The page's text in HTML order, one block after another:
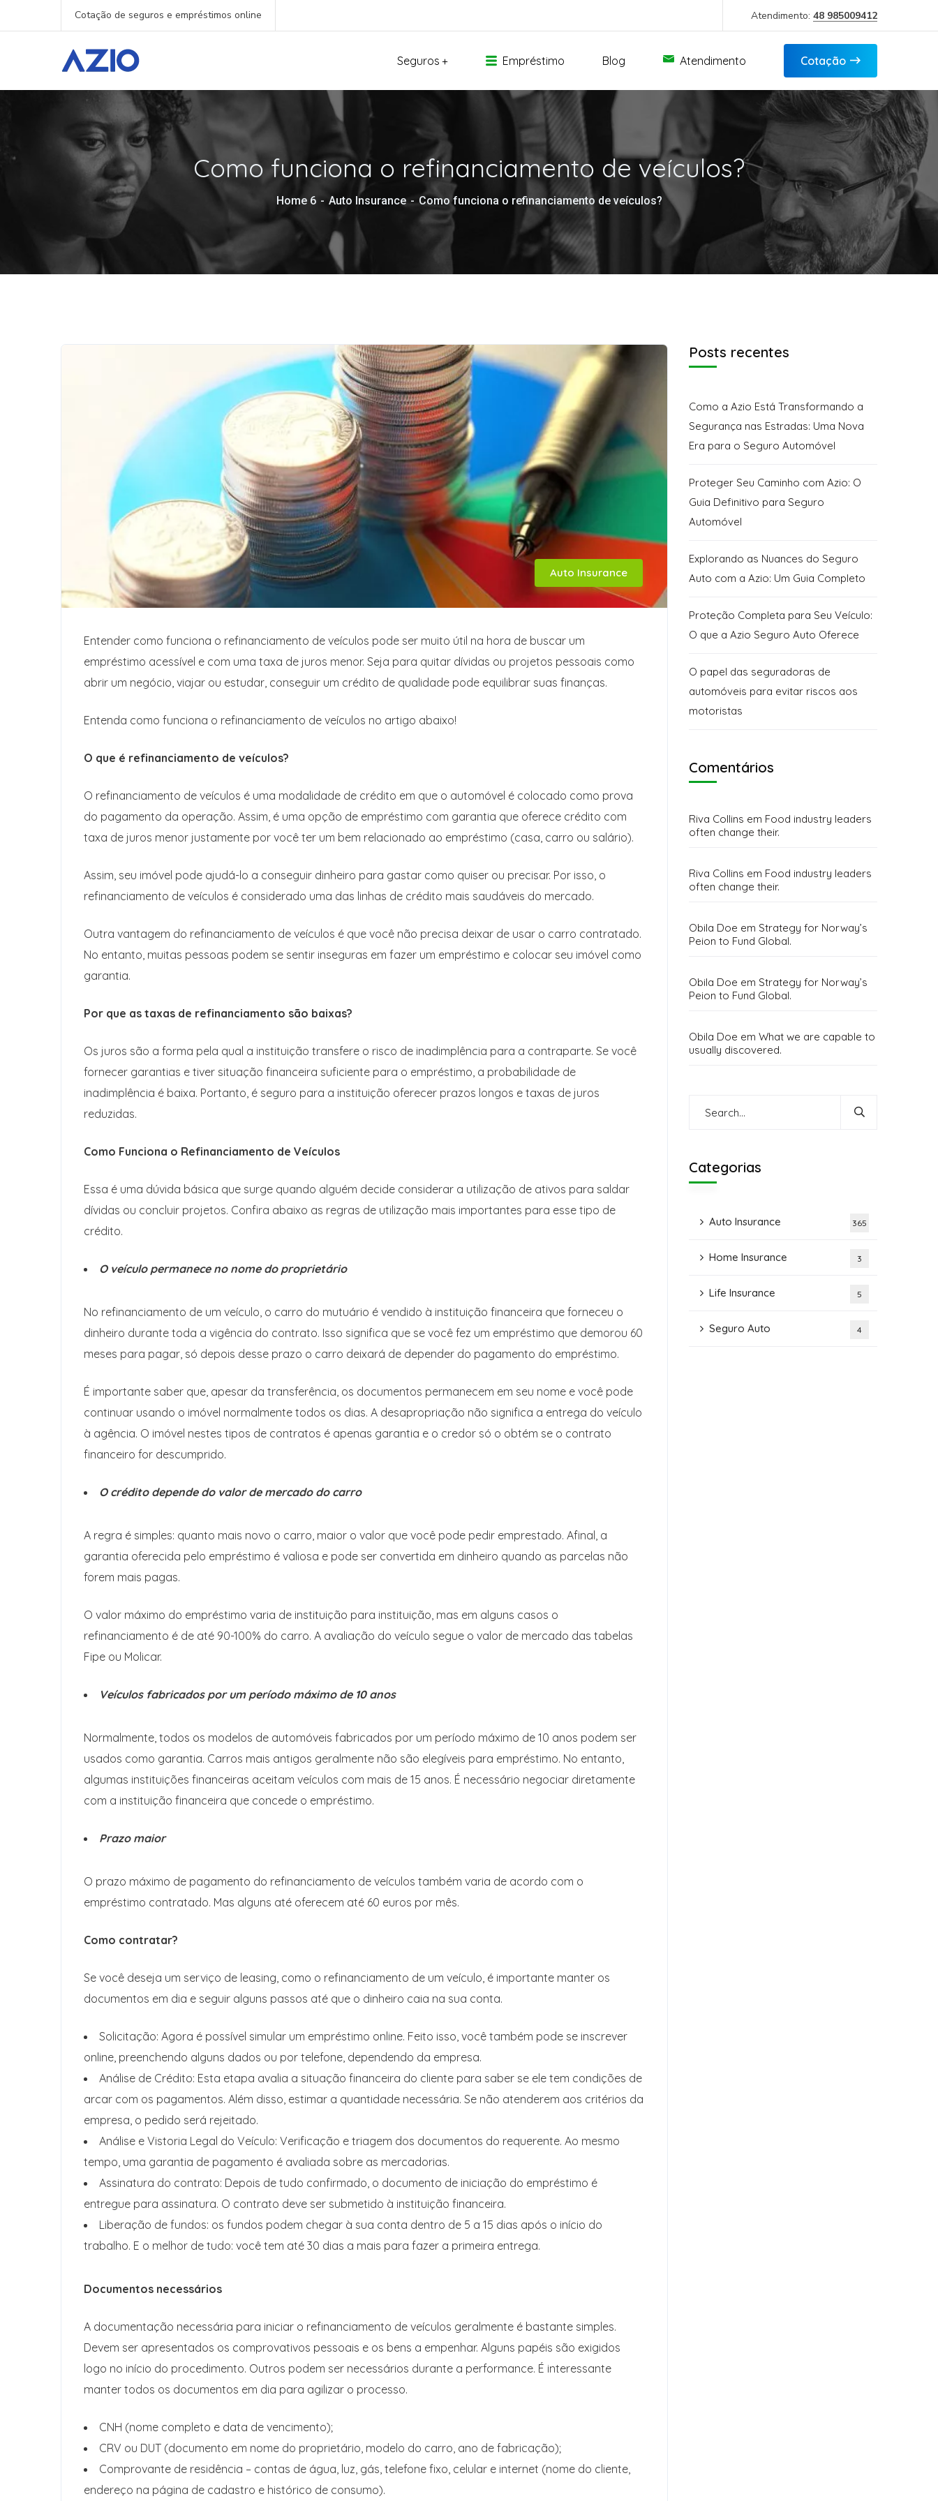
Cotação de seguros e empréstimos online Atendimento: 48 985009412
Seguros Empréstimo Blog Atendimento Cotação
Como funciona o refinanciamento de veículos?
Home 6 Auto Insurance Como funciona o refinanciamento de veículos?
Auto Insurance
Entender como funciona o refinanciamento de veículos pode ser muito útil na hora de buscar um
empréstimo acessível e com uma taxa de juros menor. Seja para quitar dívidas ou projetos pessoais como
abrir um negócio, viajar ou estudar, conseguir um crédito de qualidade pode equilibrar suas finanças.
Entenda como funciona o refinanciamento de veículos no artigo abaixo!
O que é refinanciamento de veículos?
O refinanciamento de veículos é uma modalidade de crédito em que o automóvel é colocado como prova
do pagamento da operação. Assim, é uma opção de empréstimo com garantia que oferece crédito com
taxa de juros menor justamente por você ter um bem relacionado ao empréstimo (casa, carro ou salário).
Assim, seu imóvel pode ajudá-lo a conseguir dinheiro para gastar como quiser ou precisar. Por isso, o
refinanciamento de veículos é considerado uma das linhas de crédito mais saudáveis ​​do mercado.
Outra vantagem do refinanciamento de veículos é que você não precisa deixar de usar o carro contratado.
No entanto, muitas pessoas podem se sentir inseguras em fazer um empréstimo e colocar seu imóvel como
garantia.
Por que as taxas de refinanciamento são baixas?
Os juros são a forma pela qual a instituição transfere o risco de inadimplência para a contraparte. Se você
fornecer garantias e tiver situação financeira suficiente para o empréstimo, a probabilidade de
inadimplência é baixa. Portanto, é seguro para a instituição oferecer prazos longos e taxas de juros
reduzidas.
Como Funciona o Refinanciamento de Veículos
Essa é uma dúvida básica que surge quando alguém decide considerar a utilização de ativos para saldar
dívidas ou concluir projetos. Confira abaixo as regras de utilização mais importantes para esse tipo de
crédito.
O veículo permanece no nome do proprietário
No refinanciamento de um veículo, o carro do mutuário é vendido à instituição financeira que forneceu o
dinheiro durante toda a vigência do contrato. Isso significa que se você fez um empréstimo que demorou 60
meses para pagar, só depois desse prazo o carro deixará de depender do pagamento do empréstimo.
É importante saber que, apesar da transferência, os documentos permanecem em seu nome e você pode
continuar usando o imóvel normalmente todos os dias. A desapropriação não significa a entrega do veículo
à agência. O imóvel nestes tipos de contratos é apenas garantia e o credor só o obtém se o contrato
financeiro for descumprido.
O crédito depende do valor de mercado do carro
A regra é simples: quanto mais novo o carro, maior o valor que você pode pedir emprestado. Afinal, a
garantia oferecida pelo empréstimo é valiosa e pode ser convertida em dinheiro quando as parcelas não
forem mais pagas.
O valor máximo do empréstimo varia de instituição para instituição, mas em alguns casos o
refinanciamento é de até 90-100% do carro. A avaliação do veículo segue o valor de mercado das tabelas
Fipe ou Molicar.
Veículos fabricados por um período máximo de 10 anos
Normalmente, todos os modelos de automóveis fabricados por um período máximo de 10 anos podem ser
usados ​​como garantia. Carros mais antigos geralmente não são elegíveis para empréstimo. No entanto,
algumas instituições financeiras aceitam veículos com mais de 15 anos. É necessário negociar diretamente
com a instituição financeira que concede o empréstimo.
Prazo maior
O prazo máximo de pagamento do refinanciamento de veículos também varia de acordo com o
empréstimo contratado. Mas alguns até oferecem até 60 euros por mês.
Como contratar?
Se você deseja um serviço de leasing, como o refinanciamento de um veículo, é importante manter os
documentos em dia e seguir alguns passos até que o dinheiro caia na sua conta.
Solicitação: Agora é possível simular um empréstimo online. Feito isso, você também pode se inscrever
online, preenchendo alguns dados ou por telefone, dependendo da empresa.
Análise de Crédito: Esta etapa avalia a situação financeira do cliente para saber se ele tem condições de
arcar com os pagamentos. Além disso, estimar a quantidade necessária. Se não atenderem aos critérios da
empresa, o pedido será rejeitado.
Análise e Vistoria Legal do Veículo: Verificação e triagem dos documentos do requerente. Ao mesmo
tempo, uma garantia de pagamento é avaliada sobre as mercadorias.
Assinatura do contrato: Depois de tudo confirmado, o documento de iniciação do empréstimo é
entregue para assinatura. O contrato deve ser submetido à instituição financeira.
Liberação de fundos: os fundos podem chegar à sua conta dentro de 5 a 15 dias após o início do
trabalho. E o melhor de tudo: você tem até 30 dias a mais para fazer a primeira entrega.
Documentos necessários
A documentação necessária para iniciar o refinanciamento de veículos geralmente é bastante simples.
Devem ser apresentados os comprovativos pessoais e os bens a empenhar. Alguns papéis são exigidos
logo no início do procedimento. Outros podem ser necessários durante a performance. É interessante
manter todos os documentos em dia para agilizar o processo.
CNH (nome completo e data de vencimento);
CRV ou DUT (documento em nome do proprietário, modelo do carro, ano de fabricação);
Comprovante de residência – contas de água, luz, gás, telefone fixo, celular e internet (nome do cliente,
endereço na página de cadastro e histórico de consumo).
Posts recentes
Como a Azio Está Transformando a
Segurança nas Estradas: Uma Nova
Era para o Seguro Automóvel
Proteger Seu Caminho com Azio: O
Guia Definitivo para Seguro
Automóvel
Explorando as Nuances do Seguro
Auto com a Azio: Um Guia Completo
Proteção Completa para Seu Veículo:
O que a Azio Seguro Auto Oferece
O papel das seguradoras de
automóveis para evitar riscos aos
motoristas
Comentários
Riva Collins em Food industry leaders
often change their.
Riva Collins em Food industry leaders
often change their.
Obila Doe em Strategy for Norway’s
Peion to Fund Global.
Obila Doe em Strategy for Norway’s
Peion to Fund Global.
Obila Doe em What we are capable to
usually discovered.
Categorias
Auto Insurance 365
Home Insurance 3
Life Insurance 5
Seguro Auto 4